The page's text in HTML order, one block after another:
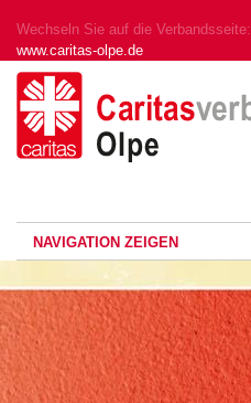
Wechseln Sie auf die Verbandsseite:
www.caritas-olpe.de
NAVIGATION ZEIGEN